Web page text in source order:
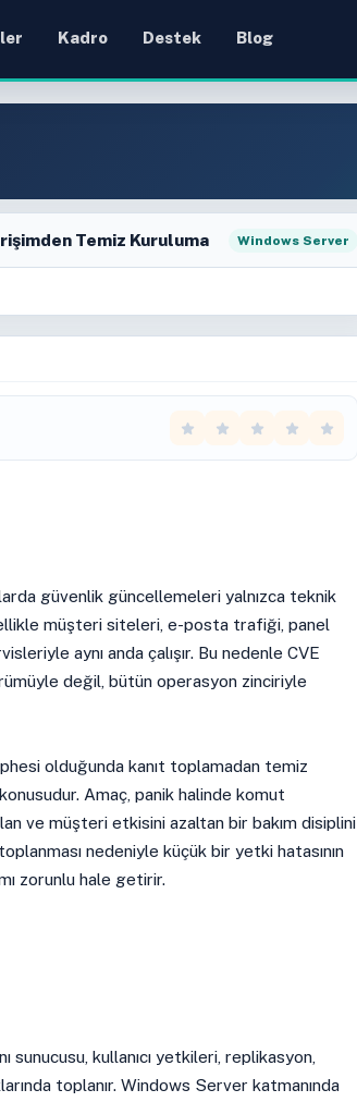
Kadro Destek Blog
Temiz Kuruluma Windows Server
güvenlik güncellemeleri yalnızca teknik
müşteri siteleri, e-posta trafiği, panel
aynı anda çalışır. Bu nedenle CVE
değil, bütün operasyon zinciriyle
olduğunda kanıt toplamadan temiz
Amaç, panik halinde komut
ve müşteri etkisini azaltan bir bakım disiplini
nedeniyle küçük bir yetki hatasının
zorunlu hale getirir.
sunucusu, kullanıcı yetkileri, replikasyon,
toplanır. Windows Server katmanında